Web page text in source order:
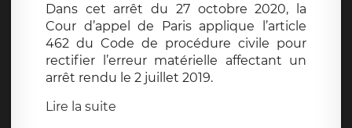
Dans cet arrêt du 27 octobre 2020, la
Cour d’appel de Paris applique l’article
462 du Code de procédure civile pour
rectifier l’erreur matérielle affectant un
arrêt rendu le 2 juillet 2019.
Lire la suite